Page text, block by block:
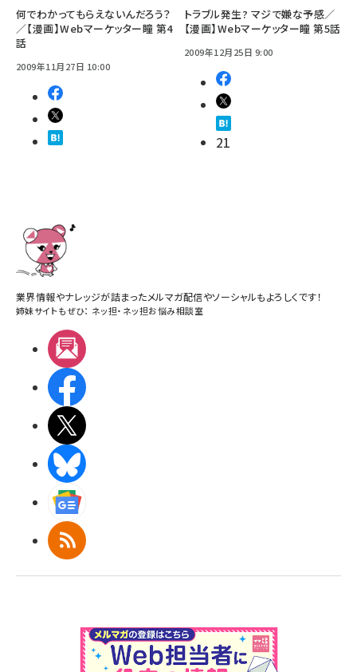
何でわかってもらえないんだろう？
／【漫画】Webマーケッター瞳 第4
話
2009年11月27日 10:00
トラブル発生? マジで嫌な予感／
【漫画】Webマーケッター瞳 第5話
2009年12月25日 9:00
21
業界情報やナレッジが詰まったメルマガ配信やソーシャルもよろしくです！
姉妹サイトもぜひ： ネッ担・ ネッ担お悩み相談室
RSS